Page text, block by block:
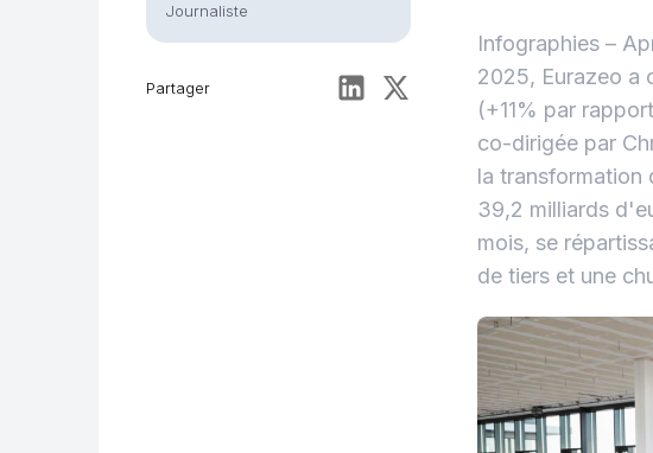
Journaliste
Partager
Infographies –
2025, Eurazeo a
(+11% par
co-dirigée par
la transformation
39,2 milliards
mois, se
de tiers et une